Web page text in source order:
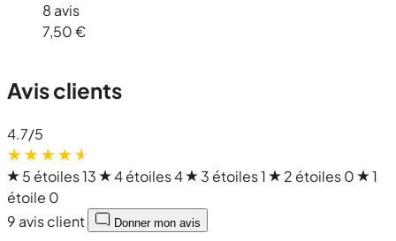
8 avis
7,50 €
Avis clients
4.7/5
5 étoiles13 4 étoiles4 3 étoiles1 2 étoiles0
1
étoile 0
9 avis client
Donner mon avis